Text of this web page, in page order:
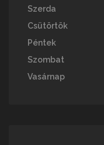
Szerda
Csütörtök
Péntek
Szombat
Vasárnap